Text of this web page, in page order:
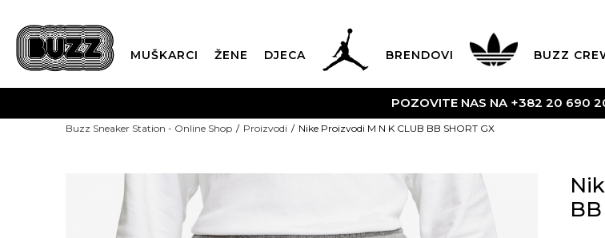
MUŠKARCI ŽENE DJECA BRENDOVI BUZZ
POZOVITE NAS NA +382 20 690
Buzz Sneaker Station - Online Shop Proizvodi Nike Proizvodi M N K CLUB BB SHORT GX